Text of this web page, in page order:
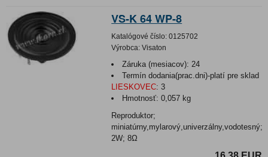
VS-K 64 WP-8
Katalógové číslo: 0125702
Výrobca: Visaton
Záruka (mesiacov): 24
Termín dodania(prac.dni)-platí pre sklad
LIESKOVEC: 3
Hmotnosť:0,057 kg
Reproduktor;
miniatúrny,mylarový,univerzálny,vodotesný;
2W; 8Ω